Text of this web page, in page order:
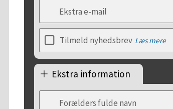
Ekstra e-mail
Tilmeld nyhedsbrev Læs mere
Ekstra information
Forælders fulde navn